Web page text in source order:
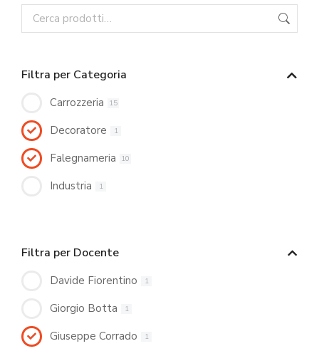
Filtra per Categoria
Carrozzeria 15
Decoratore 1
Falegnameria 10
Industria 1
Filtra per Docente
Davide Fiorentino 1
Giorgio Botta 1
Giuseppe Corrado 1